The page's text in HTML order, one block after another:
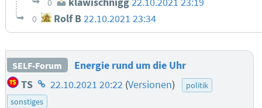
0 Rolf B22.10.2021 23:34
SELF-Forum
Energie rund um die Uhr
TS Homepage
des
22.10.2021 20:22 (Versionen)
politik
sonstiges